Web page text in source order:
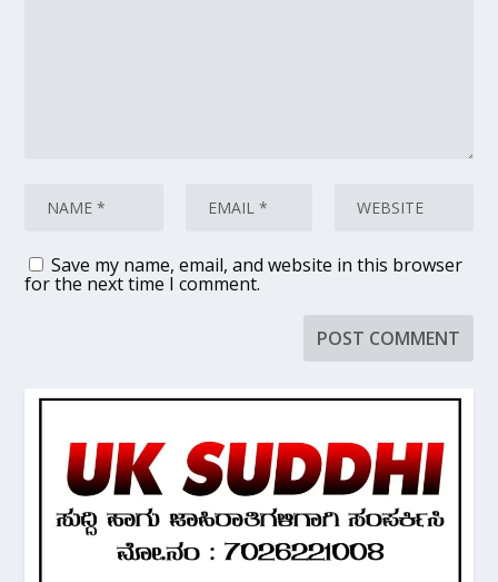
Save my name, email, and website in this browser
for the next time I comment.